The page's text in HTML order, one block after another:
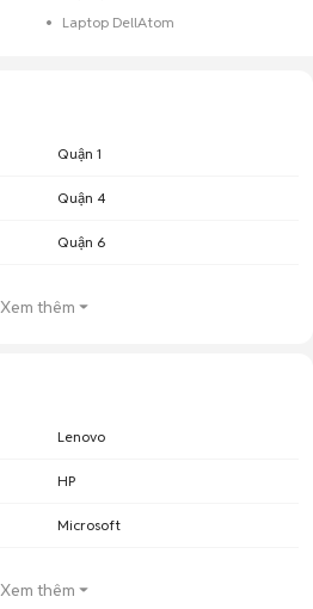
Laptop DellAtom
Quận 1
Quận 4
Quận 6
Xem thêm
Lenovo
HP
Microsoft
Xem thêm